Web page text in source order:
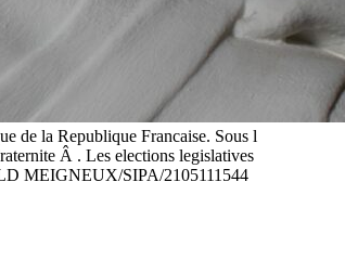
de la Republique Francaise. Sous l
Â . Les elections legislatives
MEIGNEUX/SIPA/2105111544